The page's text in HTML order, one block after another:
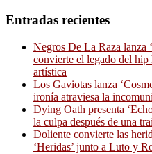
Entradas recientes
Negros De La Raza lanza
convierte el legado del
artística
Los Gaviotas lanza
ironía atraviesa la
Dying Oath presenta
la culpa después de una
Doliente convierte las
‘Heridas’ junto a Luto y